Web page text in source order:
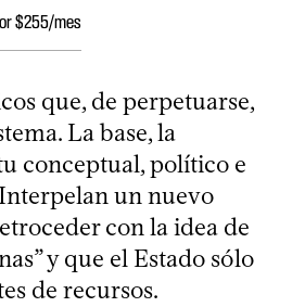
$255/mes
que, de perpetuarse,
La base, la
conceptual, político e
un nuevo
con la idea de
y que el Estado sólo
de recursos.